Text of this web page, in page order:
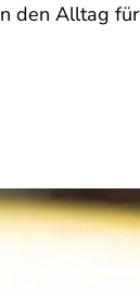
den Alltag für